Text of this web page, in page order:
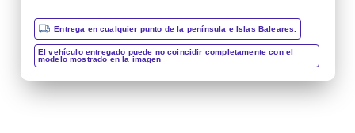
Entrega en cualquier punto de la península e Islas Baleares.
El vehículo entregado puede no coincidir completamente con el
modelo mostrado en la imagen